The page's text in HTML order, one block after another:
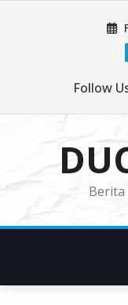
Follow
Berita